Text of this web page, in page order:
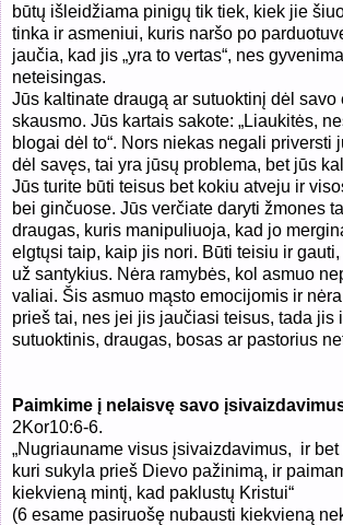
būtų išleidžiama pinigų tik tiek, kiek jie
tinka ir asmeniui, kuris naršo po
jaučia, kad jis „yra to vertas“, nes
neteisingas.
Jūs kaltinate draugą ar sutuoktinį dėl savo
skausmo. Jūs kartais sakote: „Liaukitės,
blogai dėl to“. Nors niekas negali priversti
dėl savęs, tai yra jūsų problema, bet jūs
Jūs turite būti teisus bet kokiu atveju ir
bei ginčuose. Jūs verčiate daryti žmones
draugas, kuris manipuliuoja, kad jo
elgtųsi taip, kaip jis nori. Būti teisiu ir
už santykius. Nėra ramybės, kol asmuo
valiai. Šis asmuo mąsto emocijomis ir
prieš tai, nes jei jis jaučiasi teisus, tada jis
sutuoktinis, draugas, bosas ar pastorius
Paimkime į nelaisvę savo
2Kor10:6-6.
„Nugriauname visus įsivaizdavimus, ir
kuri sukyla prieš Dievo pažinimą, ir
kiekvieną mintį, kad paklustų Kristui“
(6 esame pasiruošę nubausti kiekvieną